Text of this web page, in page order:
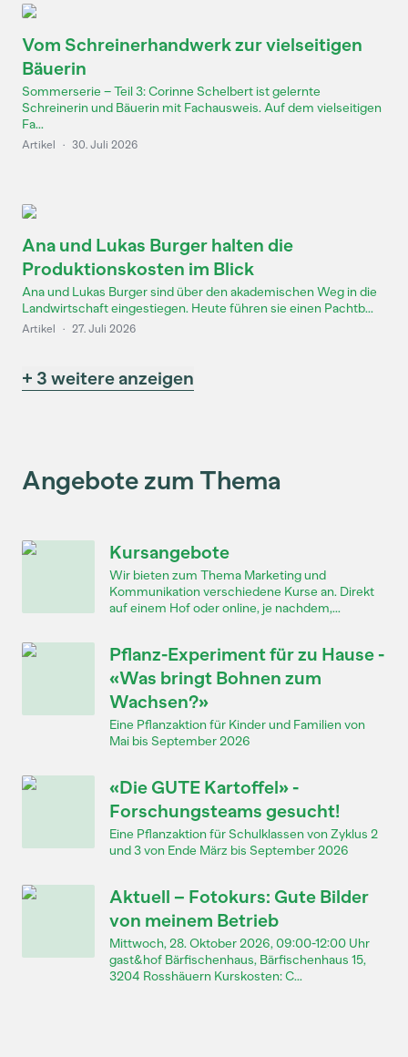
Vom Schreinerhandwerk zur vielseitigen
Bäuerin
Sommerserie – Teil 3: Corinne Schelbert ist gelernte
Schreinerin und Bäuerin mit Fachausweis. Auf dem vielseitigen
Fa...
Artikel · 30. Juli 2026
Ana und Lukas Burger halten die
Produktionskosten im Blick
Ana und Lukas Burger sind über den akademischen Weg in die
Landwirtschaft eingestiegen. Heute führen sie einen Pachtb...
Artikel · 27. Juli 2026
+ 3 weitere anzeigen
Angebote zum Thema
Kursangebote
Wir bieten zum Thema Marketing und
Kommunikation verschiedene Kurse an. Direkt
auf einem Hof oder online, je nachdem,...
Pflanz-Experiment für zu Hause -
«Was bringt Bohnen zum
Wachsen?»
Eine Pflanzaktion für Kinder und Familien von
Mai bis September 2026
«Die GUTE Kartoffel» -
Forschungsteams gesucht!
Eine Pflanzaktion für Schulklassen von Zyklus 2
und 3 von Ende März bis September 2026
Aktuell – Fotokurs: Gute Bilder
von meinem Betrieb
Mittwoch, 28. Oktober 2026, 09:00-12:00 Uhr
gast&hof Bärfischenhaus, Bärfischenhaus 15,
3204 Rosshäuern Kurskosten: C...